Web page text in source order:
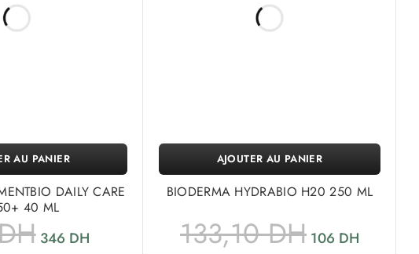
DAILY CARE
40 ML
346 DH
AU PANIER
BIODERMA HYDRABIO H20 250 ML
133,10DH 106 DH
AJOUTER AU PANIER